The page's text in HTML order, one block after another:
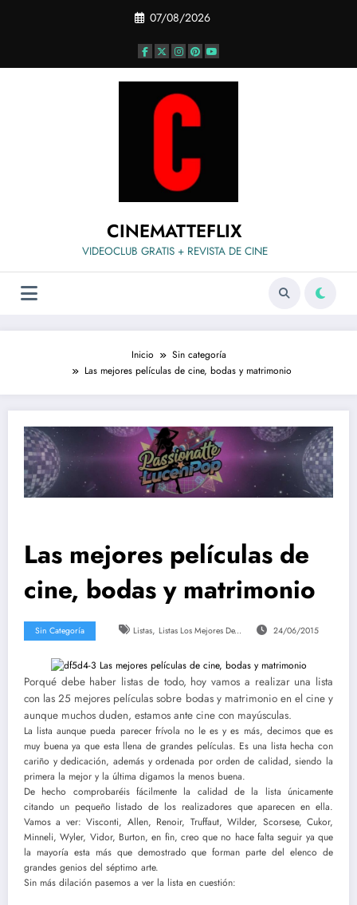
07/08/2026
CINEMATTEFLIX
VIDEOCLUB GRATIS + REVISTA DE CINE
Inicio
Sin categoría
Las mejores películas de cine, bodas y matrimonio
Las mejores películas de
cine, bodas y matrimonio
Sin Categoría Listas, Listas Los Mejores De... 24/06/2015
Porqué debe haber listas de todo, hoy vamos a realizar una lista
con las 25 mejores películas sobre bodas y matrimonio en el cine y
aunque muchos duden, estamos ante cine con mayúsculas.
La lista aunque pueda parecer frívola no le es y es más, decimos que es
muy buena ya que esta llena de grandes películas. Es una lista hecha con
cariño y dedicación, además y ordenada por orden de calidad, siendo la
primera la mejor y la última digamos la menos buena.
De hecho comprobaréis fácilmente la calidad de la lista únicamente
citando un pequeño listado de los realizadores que aparecen en ella.
Vamos a ver: Visconti, Allen, Renoir, Truffaut, Wilder, Scorsese, Cukor,
Minneli, Wyler, Vidor, Burton, en fin, creo que no hace falta seguir ya que
la mayoría esta más que demostrado que forman parte del elenco de
grandes genios del séptimo arte.
Sin más dilación pasemos a ver la lista en cuestión: